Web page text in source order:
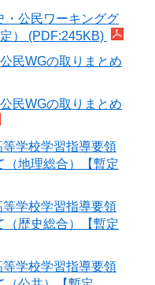
・公民ワーキンググ
） (PDF:245KB)
民WGの取りまとめ
民WGの取りまとめ
等学校学習指導要領
（地理総合）【暫定
等学校学習指導要領
（歴史総合）【暫定
等学校学習指導要領